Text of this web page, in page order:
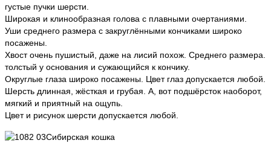
густые пучки шерсти.
Широкая и клинообразная голова с плавными очертаниями.
Уши среднего размера с закруглёнными кончиками широко
посажены.
Хвост очень пушистый, даже на лисий похож. Среднего размера.
толстый у основания и сужающийся к кончику.
Округлые глаза широко посажены. Цвет глаз допускается любой.
Шерсть длинная, жёсткая и грубая. А, вот подшёрсток наоборот,
мягкий и приятный на ощупь.
Цвет и рисунок шерсти допускается любой.